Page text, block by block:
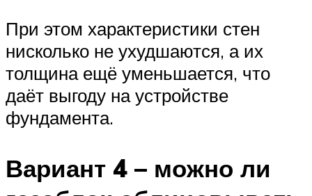
При этом характеристики стен
нисколько не ухудшаются, а их
толщина ещё уменьшается, что
даёт выгоду на устройстве
фундамента.
Вариант 4 – можно ли